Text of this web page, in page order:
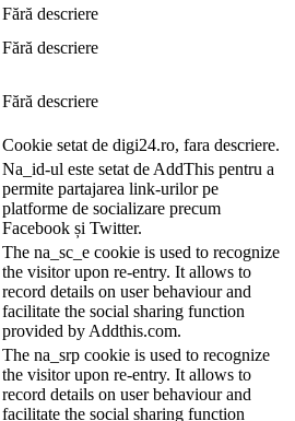
Fără descriere
Fără descriere
Fără descriere
Cookie setat de digi24.ro, fara descriere.
Na_id-ul este setat de AddThis pentru a
permite partajarea link-urilor pe
platforme de socializare precum
Facebook și Twitter.
The na_sc_e cookie is used to recognize
the visitor upon re-entry. It allows to
record details on user behaviour and
facilitate the social sharing function
provided by Addthis.com.
The na_srp cookie is used to recognize
the visitor upon re-entry. It allows to
record details on user behaviour and
facilitate the social sharing function